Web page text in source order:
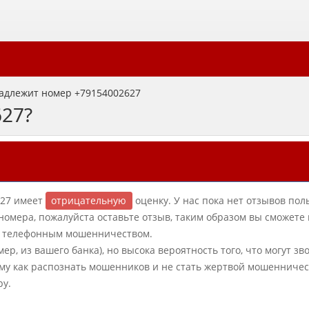
номер +79154002627
имеет отрицательную
оценку. У нас пока нет отзывов
пожалуйста оставьте отзыв, таким образом вы
телефонным мошенничеством.
из вашего банка), но высока вероятность того, что могут
как распознать мошенников и не стать жертвой